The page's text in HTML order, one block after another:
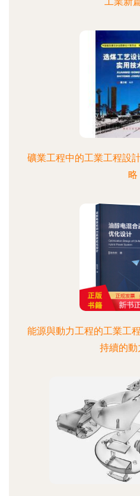
礦業工程中的工業工程設
略
能源與動力工程的工業工
持續的動